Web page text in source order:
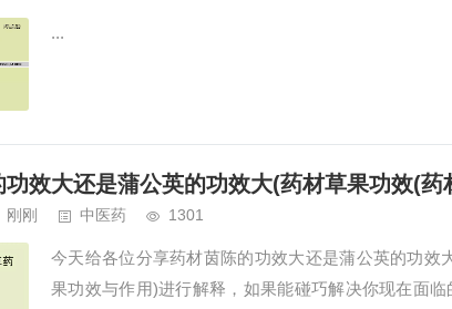
...
功效大还是蒲公英的功效大(药材草果功效(药
刚刚 中医药 1301
今天给各位分享药材茵陈的功效大还是蒲公英的功效
果功效与作用)进行解释，如果能碰巧解决你现在面